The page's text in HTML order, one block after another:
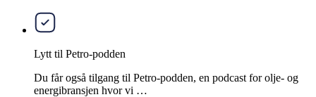
Lytt til Petro-podden
Du får også tilgang til Petro-podden, en podcast for olje- og
energibransjen hvor vi …